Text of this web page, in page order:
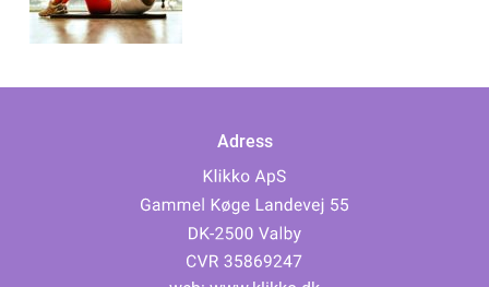
Adress